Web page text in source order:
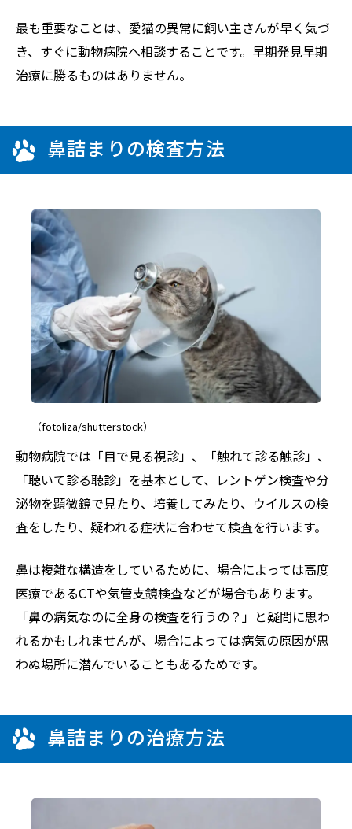
最も重要なことは、愛猫の異常に飼い主さんが早く気づ
き、すぐに動物病院へ相談することです。早期発見早期
治療に勝るものはありません。
鼻詰まりの検査方法
（fotoliza/shutterstock）
動物病院では「目で見る視診」、「触れて診る触診」、
「聴いて診る聴診」を基本として、レントゲン検査や分
泌物を顕微鏡で見たり、培養してみたり、ウイルスの検
査をしたり、疑われる症状に合わせて検査を行います。
鼻は複雑な構造をしているために、場合によっては高度
医療であるCTや気管支鏡検査などが場合もあります。
「鼻の病気なのに全身の検査を行うの？」と疑問に思わ
れるかもしれませんが、場合によっては病気の原因が思
わぬ場所に潜んでいることもあるためです。
鼻詰まりの治療方法